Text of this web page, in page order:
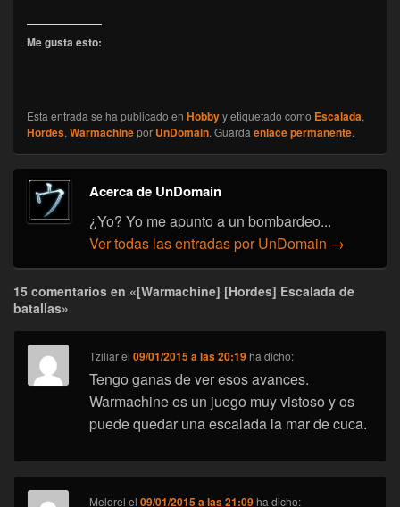
Me gusta esto:
Esta entrada se ha publicado en Hobbyy etiquetado como Escalada,
Hordes,Warmachinepor UnDomain. Guardaenlace permanente.
Acerca de UnDomain
¿Yo? Yo me apunto a un bombardeo...
Ver todas las entradas por UnDomain →
15 comentarios en «[Warmachine] [Hordes] Escalada de
batallas»
Tziliarel09/01/2015 a las 20:19 ha dicho:
Tengo ganas de ver esos avances.
Warmachine es un juego muy vistoso y os
puede quedar una escalada la mar de cuca.
Meldrel el09/01/2015 a las 21:09 ha dicho: